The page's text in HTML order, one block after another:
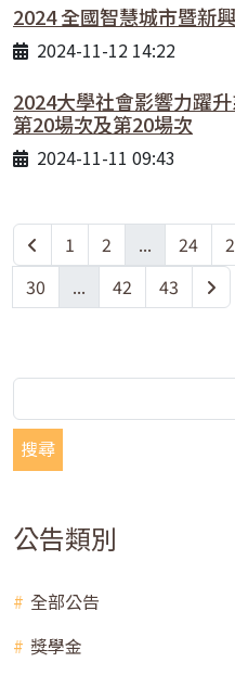
2024 全國智慧城市暨新
2024-11-12 14:22
2024大學社會影響力躍
第20場次及第20場次
2024-11-11 09:43
1 2 ... 24
30
... 42 43
搜尋
公告類別
全部公告
獎學金